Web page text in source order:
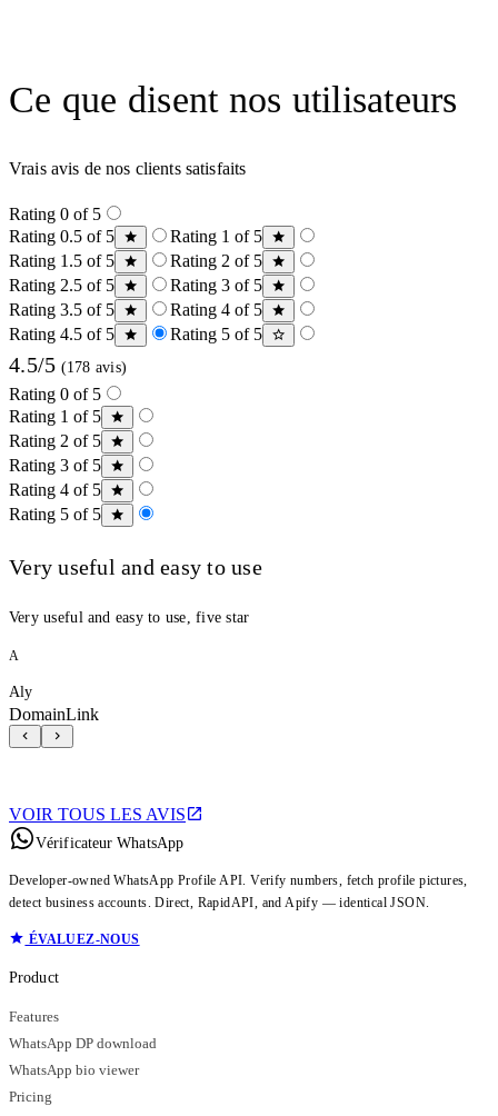
Ce que disent nos utilisateurs
Vrais avis de nos clients satisfaits
Rating 0 of 5
Rating 0.5 of 5
Rating 1 of 5
Rating 1.5 of 5
Rating 2 of 5
Rating 2.5 of 5
Rating 3 of 5
Rating 3.5 of 5
Rating 4 of 5
Rating 4.5 of 5
Rating 5 of 5
4.5/5 (178 avis)
Rating 0 of 5
Rating 1 of 5
Rating 2 of 5
Rating 3 of 5
Rating 4 of 5
Rating 5 of 5
Very useful and easy to use
Very useful and easy to use, five star
A
Aly
DomainLink
VOIR TOUS LES AVIS
Vérificateur WhatsApp
Developer-owned WhatsApp Profile API. Verify numbers, fetch profile pictures,
detect business accounts. Direct, RapidAPI, and Apify — identical JSON.
ÉVALUEZ-NOUS
Product
Features
WhatsApp DP download
WhatsApp bio viewer
Pricing